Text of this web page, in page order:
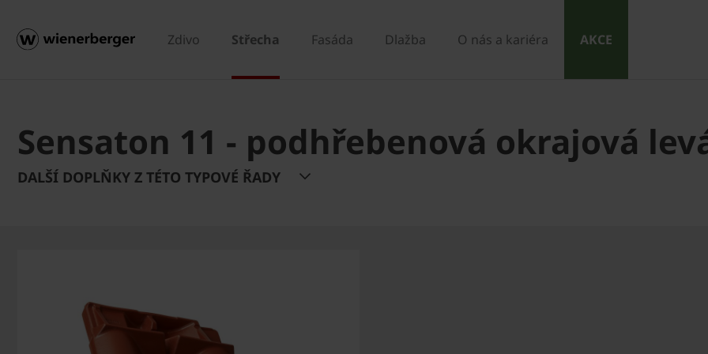
Zdivo Střecha Fasáda Dlažba O nás a kariéra AKCE
Sensaton 11 - podhřebenová okrajová
DALŠÍ DOPLŇKY Z TÉTO TYPOVÉ ŘADY